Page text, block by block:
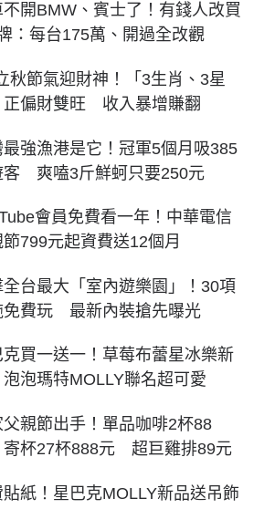
開BMW、賓士了！有錢人改買
：每台175萬、開過全改觀
秋節氣迎財神！「3生肖、3星
正偏財雙旺 收入暴增賺翻
最強漁港是它！冠軍5個月吸385
客 爽嗑3斤鮮蚵只要250元
會員免費看一年！中華電信
節799元起資費送12個月
全台最大「室內遊樂園」！30項
免費玩 最新內裝搶先曝光
克買一送一！草莓布蕾星冰樂新
泡瑪特MOLLY聯名超可愛
父親節出手！單品咖啡2杯88
寄杯27杯888元 超巨雞排89元
貼紙！星巴克MOLLY新品送吊飾